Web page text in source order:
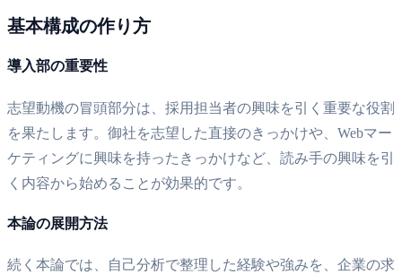
基本構成の作り方
導入部の重要性
志望動機の冒頭部分は、採用担当者の興味を引く重要な役割
を果たします。御社を志望した直接のきっかけや、Webマー
ケティングに興味を持ったきっかけなど、読み手の興味を引
く内容から始めることが効果的です。
本論の展開方法
続く本論では、自己分析で整理した経験や強みを、企業の求